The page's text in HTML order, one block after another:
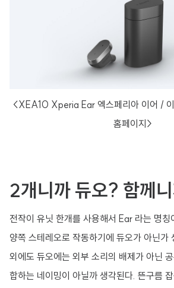
<XEA10 Xperia Ear 엑스페리아 이어 /
홈페이지>
2개니까 듀오? 함께
전작이 유닛 한개를 사용해서 Ear 라는 명칭
양쪽 스테레오로 작동하기에 듀오가 아닌가
외에도 듀오에는 외부 소리의 배제가 아닌
합하는 네이밍이 아닐까 생각된다. 뜬구름